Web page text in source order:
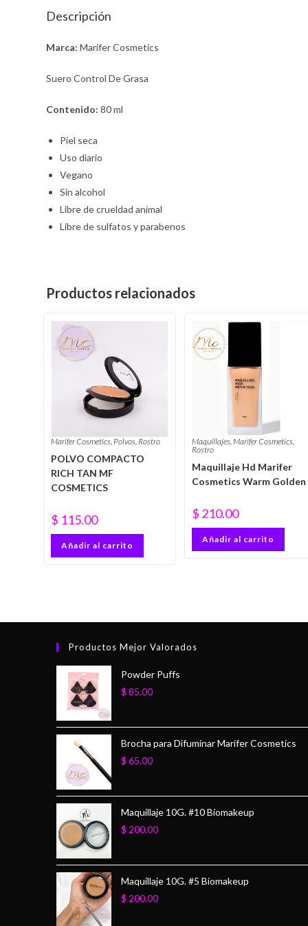
Descripción
Marca:Marifer Cosmetics
Suero Control De Grasa
Contenido:80 ml
Piel seca
Uso diario
Vegano
Sin alcohol
Libre de crueldad animal
Libre de sulfatos y parabenos
Productos relacionados
Marifer Cosmetics, Polvos, Rostro
POLVO COMPACTO
RICH TAN MF
COSMETICS
$ 115.00
Añadir al carrito
Maquillajes,Marifer Cosmetics,
Rostro
Maquillaje Hd Marifer
Cosmetics Warm Golden
$ 210.00
Añadir al carrito
Productos Mejor Valorados
Powder Puffs
$ 85.00
Brocha para Difuminar Marifer Cosmetics
$ 65.00
Maquillaje 10G. #10 Biomakeup
$ 200.00
Maquillaje 10G. #5 Biomakeup
$ 200.00